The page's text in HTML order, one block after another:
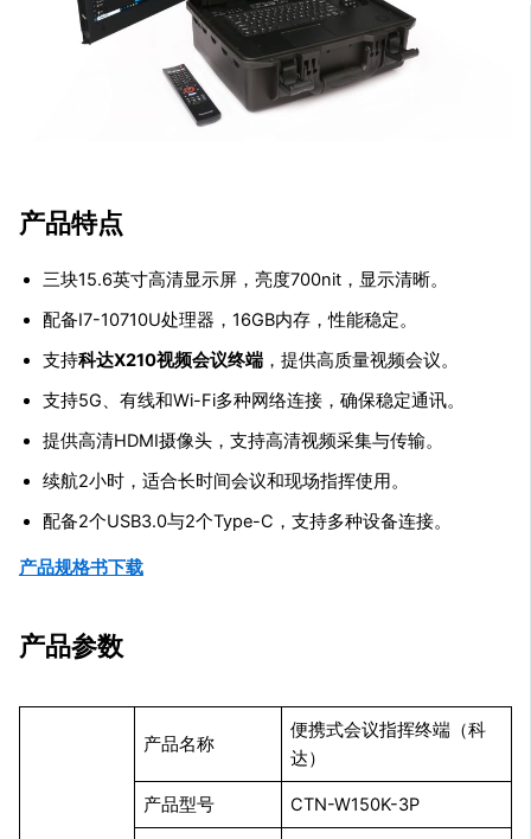
产品特点
三块15.6英寸高清显示屏，亮度700nit，显示清晰。
配备I7-10710U处理器，16GB内存，性能稳定。
支持科达X210视频会议终端，提供高质量视频会议。
支持5G、有线和Wi-Fi多种网络连接，确保稳定通讯。
提供高清HDMI摄像头，支持高清视频采集与传输。
续航2小时，适合长时间会议和现场指挥使用。
配备2个USB3.0与2个Type-C，支持多种设备连接。
产品规格书下载
产品参数
产品名称
便携式会议指挥终端（科
达）
产品型号 CTN-W150K-3P